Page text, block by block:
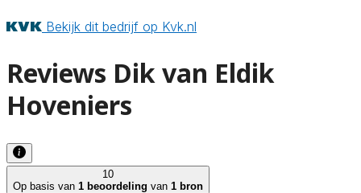
Bekijk dit bedrijf op Kvk.nl
Reviews Dik van Eldik
Hoveniers
10
Op basis van 1 beoordeling van 1 bron